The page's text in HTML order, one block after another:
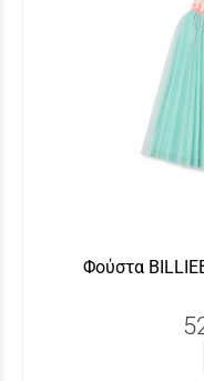
Φούστα